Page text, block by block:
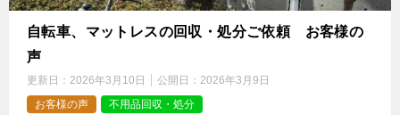
自転車、マットレスの回収・処分ご依頼 お客様の
声
更新日： 2026年3月10日 公開日： 2026年3月9日
お客様の声
不用品回収・処分